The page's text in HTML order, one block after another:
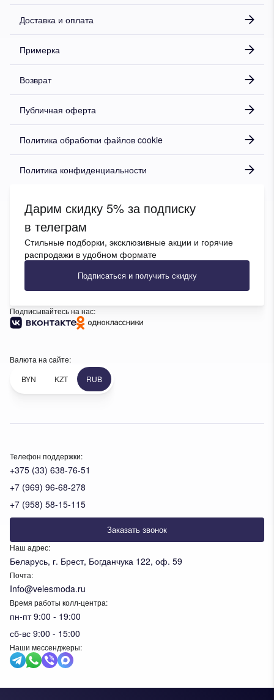
Телефон поддержки:
+375 (33) 638-76-51
+7 (969) 96-68-278
+7 (958) 58-15-115
Заказать звонок
Наш адрес:
Беларусь, г. Брест, Богданчука 122, оф. 59
Почта:
Info@velesmoda.ru
Время работы колл-центра:
пн-пт 9:00 - 19:00
сб-вс 9:00 - 15:00
Наши мессенджеры:
Доставка и оплата
Примерка
Возврат
Публичная оферта
Политика обработки файлов cookie
Политика конфиденциальности
Дарим скидку 5% за подписку
в телеграм
Стильные подборки, эксклюзивные акции и горячие
распродажи в удобном формате
Подписаться и получить скидку
Подписывайтесь на нас:
Валюта на сайте:
BYN
KZT RUB